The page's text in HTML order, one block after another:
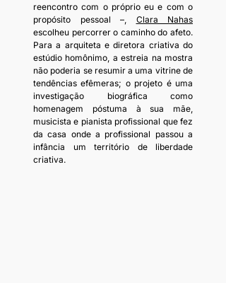
reencontro com o próprio eu e com o
propósito pessoal –, Clara Nahas
escolheu percorrer o caminho do afeto.
Para a arquiteta e diretora criativa do
estúdio homônimo, a estreia na mostra
não poderia se resumir a uma vitrine de
tendências efêmeras; o projeto é uma
investigação biográfica como
homenagem póstuma à sua mãe,
musicista e pianista profissional que fez
da casa onde a profissional passou a
infância um território de liberdade
criativa.